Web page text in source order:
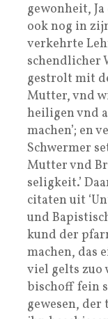
gewonheit,
ook nog in
verkehrte
schendlicher
gestrolt mit
Mutter, vnd
heiligen vnd
machen’; en
Schwermer
Mutter vnd
seligkeit.’
citaten uit
und
kund der
machen, das
viel gelts zuo
bischoff fein
gewesen,